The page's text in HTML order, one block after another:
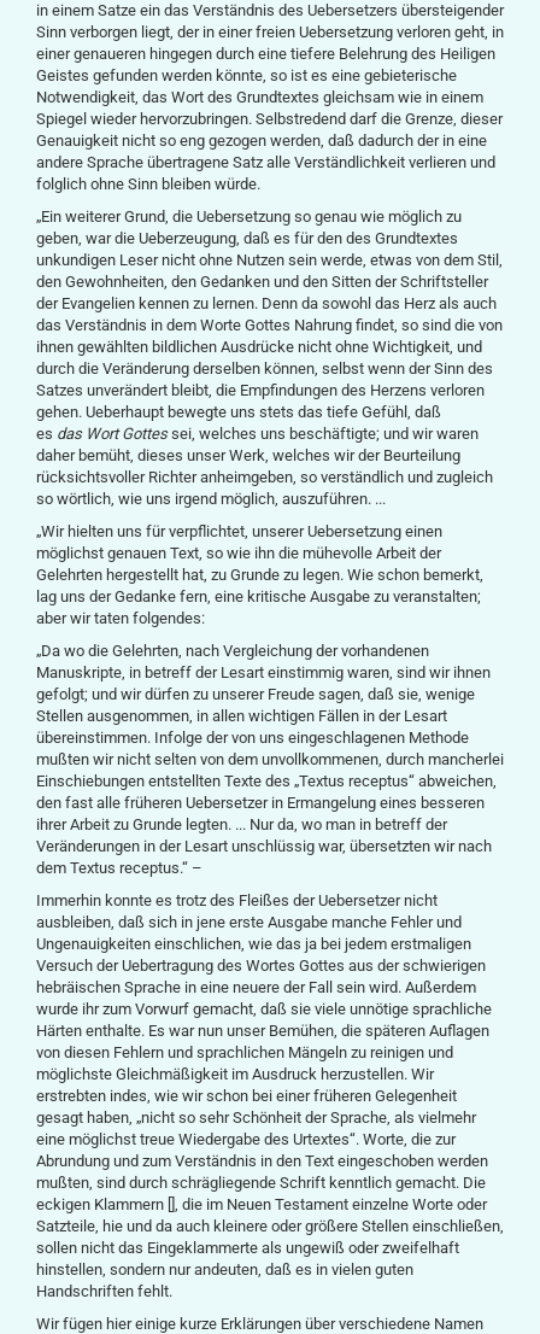
in einem Satze ein das Verständnis des Uebersetzers übersteigender
Sinn verborgen liegt, der in einer freien Uebersetzung verloren geht, in
einer genaueren hingegen durch eine tiefere Belehrung des Heiligen
Geistes gefunden werden könnte, so ist es eine gebieterische
Notwendigkeit, das Wort des Grundtextes gleichsam wie in einem
Spiegel wieder hervorzubringen. Selbstredend darf die Grenze, dieser
Genauigkeit nicht so eng gezogen werden, daß dadurch der in eine
andere Sprache übertragene Satz alle Verständlichkeit verlieren und
folglich ohne Sinn bleiben würde.
„Ein weiterer Grund, die Uebersetzung so genau wie möglich zu
geben, war die Ueberzeugung, daß es für den des Grundtextes
unkundigen Leser nicht ohne Nutzen sein werde, etwas von dem Stil,
den Gewohnheiten, den Gedanken und den Sitten der Schriftsteller
der Evangelien kennen zu lernen. Denn da sowohl das Herz als auch
das Verständnis in dem Worte Gottes Nahrung findet, so sind die von
ihnen gewählten bildlichen Ausdrücke nicht ohne Wichtigkeit, und
durch die Veränderung derselben können, selbst wenn der Sinn des
Satzes unverändert bleibt, die Empfindungen des Herzens verloren
gehen. Ueberhaupt bewegte uns stets das tiefe Gefühl, daß
es das Wort Gottessei, welches uns beschäftigte; und wir waren
daher bemüht, dieses unser Werk, welches wir der Beurteilung
rücksichtsvoller Richter anheimgeben, so verständlich und zugleich
so wörtlich, wie uns irgend möglich, auszuführen. ...
„Wir hielten uns für verpflichtet, unserer Uebersetzung einen
möglichst genauen Text, so wie ihn die mühevolle Arbeit der
Gelehrten hergestellt hat, zu Grunde zu legen. Wie schon bemerkt,
lag uns der Gedanke fern, eine kritische Ausgabe zu veranstalten;
aber wir taten folgendes:
„Da wo die Gelehrten, nach Vergleichung der vorhandenen
Manuskripte, in betreff der Lesart einstimmig waren, sind wir ihnen
gefolgt; und wir dürfen zu unserer Freude sagen, daß sie, wenige
Stellen ausgenommen, in allen wichtigen Fällen in der Lesart
übereinstimmen. Infolge der von uns eingeschlagenen Methode
mußten wir nicht selten von dem unvollkommenen, durch mancherlei
Einschiebungen entstellten Texte des „Textus receptus“ abweichen,
den fast alle früheren Uebersetzer in Ermangelung eines besseren
ihrer Arbeit zu Grunde legten. ... Nur da, wo man in betreff der
Veränderungen in der Lesart unschlüssig war, übersetzten wir nach
dem Textus receptus.“ –
Immerhin konnte es trotz des Fleißes der Uebersetzer nicht
ausbleiben, daß sich in jene erste Ausgabe manche Fehler und
Ungenauigkeiten einschlichen, wie das ja bei jedem erstmaligen
Versuch der Uebertragung des Wortes Gottes aus der schwierigen
hebräischen Sprache in eine neuere der Fall sein wird. Außerdem
wurde ihr zum Vorwurf gemacht, daß sie viele unnötige sprachliche
Härten enthalte. Es war nun unser Bemühen, die späteren Auflagen
von diesen Fehlern und sprachlichen Mängeln zu reinigen und
möglichste Gleichmäßigkeit im Ausdruck herzustellen. Wir
erstrebten indes, wie wir schon bei einer früheren Gelegenheit
gesagt haben, „nicht so sehr Schönheit der Sprache, als vielmehr
eine möglichst treue Wiedergabe des Urtextes“. Worte, die zur
Abrundung und zum Verständnis in den Text eingeschoben werden
mußten, sind durch schrägliegende Schrift kenntlich gemacht. Die
eckigen Klammern [], die im Neuen Testament einzelne Worte oder
Satzteile, hie und da auch kleinere oder größere Stellen einschließen,
sollen nicht das Eingeklammerte als ungewiß oder zweifelhaft
hinstellen, sondern nur andeuten, daß es in vielen guten
Handschriften fehlt.
Wir fügen hier einige kurze Erklärungen über verschiedene Namen